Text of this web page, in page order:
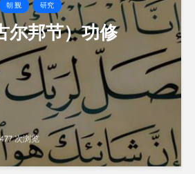
朝 觐 研究
尔邦节）功修
次浏览